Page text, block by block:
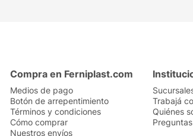
Compra en Ferniplast.com
Medios de pago
Botón de arrepentimiento
Términos y condiciones
Cómo comprar
Nuestros envíos
Trabajá
Quiénes